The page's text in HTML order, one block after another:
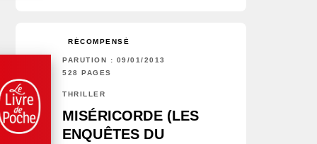
RÉCOMPENSÉ
PARUTION : 09/01/2013
528 PAGES
THRILLER
MISÉRICORDE (LES
ENQUÊTES DU